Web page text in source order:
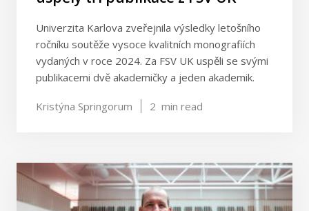
Univerzita Karlova zveřejnila výsledky letošního
ročníku soutěže vysoce kvalitních monografiích
vydaných v roce 2024. Za FSV UK uspěli se svými
publikacemi dvě akademičky a jeden akademik.
Kristýna Springorum 2 min read